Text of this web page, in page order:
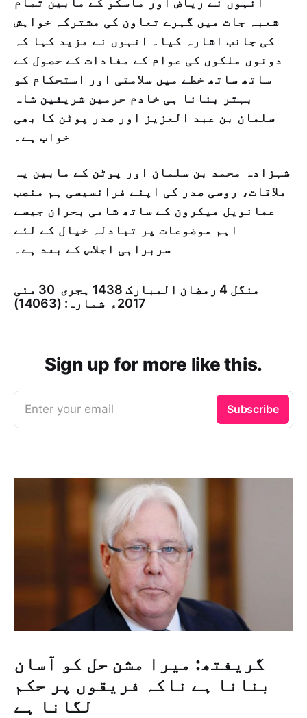
شعبہ جات میں گہرے تعاون کی مشترکہ خواہش
کی جانب اشارہ کیا۔ انہوں نے مزید کہا کہ
دونوں ملکوں کی عوام کے مفادات کے حصول کے
ساتھ ساتھ خطے میں سلامتی اور استحکام کو
بہتر بنانا ہی خادم حرمین شریفین شاہ
سلمان بن عبد العزیز اور صدر پوٹن کا بھی
خواب ہے۔
شہزادہ محمد بن سلمان اور پوٹن کے مابین یہ
ملاقات، روسی صدر کی اپنے فرانسیسی ہم منصب
عمانویل میکرون کے ساتھ شامی بحران جیسے
اہم موضوعات پر تبادلہ خیال کے لئے
سربراہی اجلاس کے بعد ہے۔
منگل 4 رمضان المبارک 1438 ہجری ­ 30 مئی
2017ء شمارہ: (14063)
Sign up for more like this.
Enter your email Subscribe
گریفتھ: میرا مشن حل کو آسان
بنانا ہے ناکہ فریقوں پر حکم
لگانا ہے